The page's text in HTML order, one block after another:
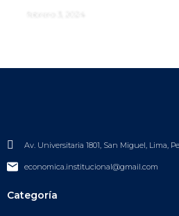
Av. Universitaria 1801, San Miguel, Lima,
economica.institucional@gmail.com
Categoría